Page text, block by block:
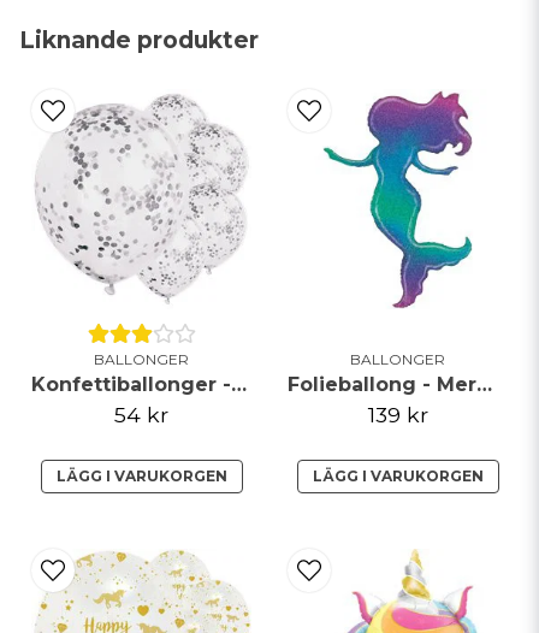
Liknande produkter
BALLONGER
Konfettiballonger - Silver
54 kr
LÄGG I VARUKORGEN
BALLONGER
Folieballong - Mermaid
139 kr
LÄGG I VARUKORGEN
Ja, ni får publicera min fråga